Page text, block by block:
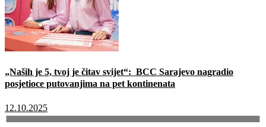
„Naših je 5, tvoj je čitav svijet“: BCC Sarajevo nagradio
posjetioce putovanjima na pet kontinenata
12.10.2025